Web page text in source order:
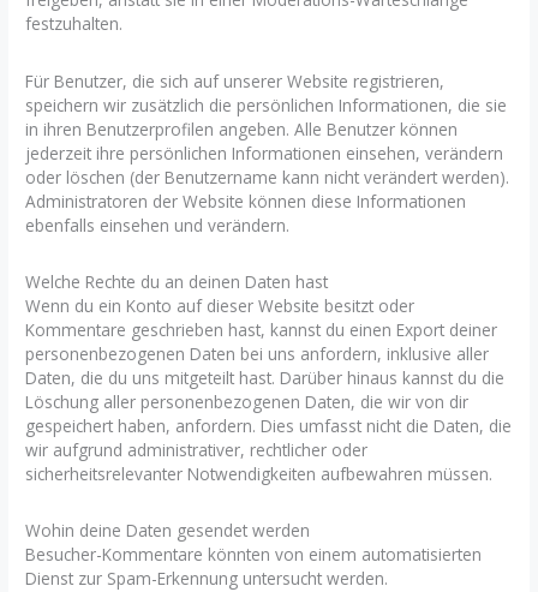
festzuhalten.
Für Benutzer, die sich auf unserer Website registrieren,
speichern wir zusätzlich die persönlichen Informationen, die sie
in ihren Benutzerprofilen angeben. Alle Benutzer können
jederzeit ihre persönlichen Informationen einsehen, verändern
oder löschen (der Benutzername kann nicht verändert werden).
Administratoren der Website können diese Informationen
ebenfalls einsehen und verändern.
Welche Rechte du an deinen Daten hast
Wenn du ein Konto auf dieser Website besitzt oder
Kommentare geschrieben hast, kannst du einen Export deiner
personenbezogenen Daten bei uns anfordern, inklusive aller
Daten, die du uns mitgeteilt hast. Darüber hinaus kannst du die
Löschung aller personenbezogenen Daten, die wir von dir
gespeichert haben, anfordern. Dies umfasst nicht die Daten, die
wir aufgrund administrativer, rechtlicher oder
sicherheitsrelevanter Notwendigkeiten aufbewahren müssen.
Wohin deine Daten gesendet werden
Besucher-Kommentare könnten von einem automatisierten
Dienst zur Spam-Erkennung untersucht werden.